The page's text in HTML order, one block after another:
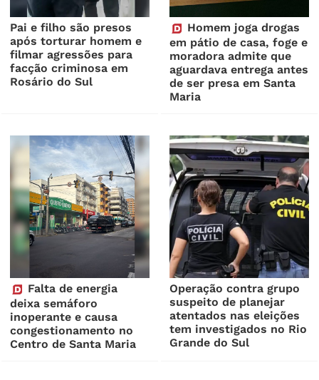
Pai e filho são presos
após torturar homem e
filmar agressões para
facção criminosa em
Rosário do Sul
Homem joga drogas
em pátio de casa, foge e
moradora admite que
aguardava entrega antes
de ser presa em Santa
Maria
Falta de energia
deixa semáforo
inoperante e causa
congestionamento no
Centro de Santa Maria
Operação contra grupo
suspeito de planejar
atentados nas eleições
tem investigados no Rio
Grande do Sul